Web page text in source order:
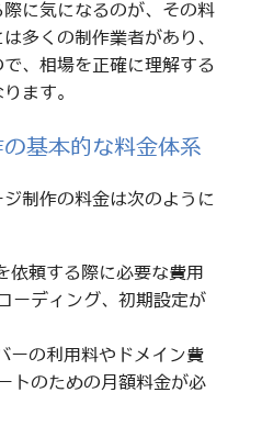
に気になるのが、その料
多くの制作業者があり、
、相場を正確に理解する
ます。
基本的な料金体系
制作の料金は次のように
依頼する際に必要な費用
ーディング、初期設定が
ーの利用料やドメイン費
トのための月額料金が必